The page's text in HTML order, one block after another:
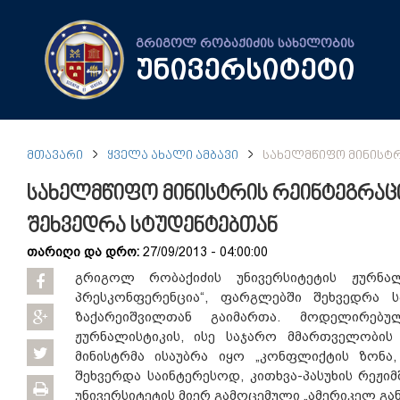
გრიგოლ რობაქიძის სახელობის
უნივერსიტეტი
ᲛᲗᲐᲕᲐᲠᲘ ᲧᲕᲔᲚᲐ ᲐᲮᲐᲚᲘ ᲐᲛᲑᲐᲕᲘ ᲡᲐᲮᲔᲚᲛᲬᲘᲤᲝ
სახელმწიფო მინისტრის
შეხვედრა სტუდენტებთან
თარიღი და დრო: 27/09/2013 - 04:00:00
გრიგოლ რობაქიძის უნივერსიტეტის
პრესკონფერენცია“, ფარგლებში შეხვედრა
ზაქარეიშვილთან გაიმართა.
ჟურნალისტიკის, ისე საჯარო
მინისტრმა ისაუბრა იყო „კონფლიქტის
შეხვერდა საინტერესოდ, კითხვა-პასუხის
უნივერსიტეტის მიერ გამოცემული „ამერიკელ